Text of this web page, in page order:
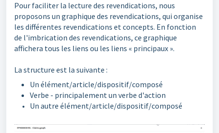
Pour faciliter la lecture des revendications, nous
proposons un graphique des revendications, qui organise
les différentes revendications et concepts. En fonction
de l'imbrication des revendications, ce graphique
affichera tous les liens ou les liens « principaux ».
La structure est la suivante :
Un élément/article/dispositif/composé
Verbe - principalement un verbe d'action
Un autre élément/article/dispositif/composé